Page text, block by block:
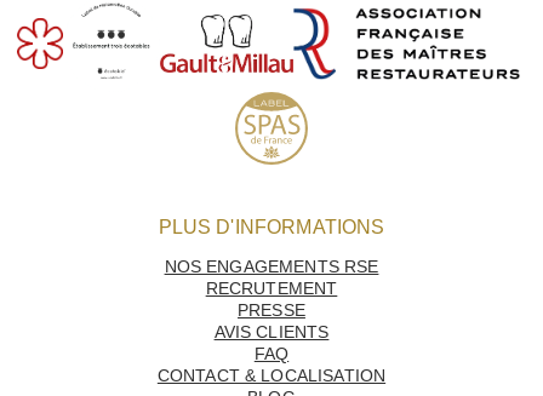
PLUS D'INFORMATIONS
NOS ENGAGEMENTS RSE
RECRUTEMENT
PRESSE
AVIS CLIENTS
FAQ
CONTACT & LOCALISATION
ENGAGÉS PAR NATURE !